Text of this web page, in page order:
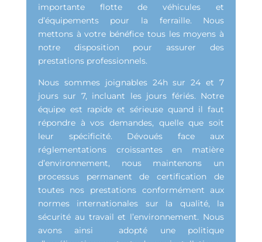
importante flotte de véhicules et
d’équipements pour la ferraille. Nous
mettons à votre bénéfice tous les moyens à
notre disposition pour assurer des
prestations professionnels.
Nous sommes joignables 24h sur 24 et 7
jours sur 7, incluant les jours fériés. Notre
équipe est rapide et sérieuse quand il faut
répondre à vos demandes, quelle que soit
leur spécificité. Dévoués face aux
réglementations croissantes en matière
d’environnement, nous maintenons un
processus permanent de certification de
toutes nos prestations conformément aux
normes internationales sur la qualité, la
sécurité au travail et l’environnement. Nous
avons ainsi adopté une politique